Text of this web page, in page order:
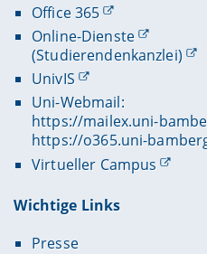
Office 365
Online-Dienste
(Studierendenkanzlei)
UnivIS
Uni-Webmail:
https://mailex.uni-
https://o365.uni-
Virtueller Campus
Wichtige Links
Presse